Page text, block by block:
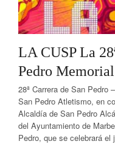
LA CUSP La
Pedro
28ª Carrera de San Pedro
San Pedro Atletismo, en
Alcaldía de San Pedro
del Ayuntamiento de
Pedro, que se celebrará el